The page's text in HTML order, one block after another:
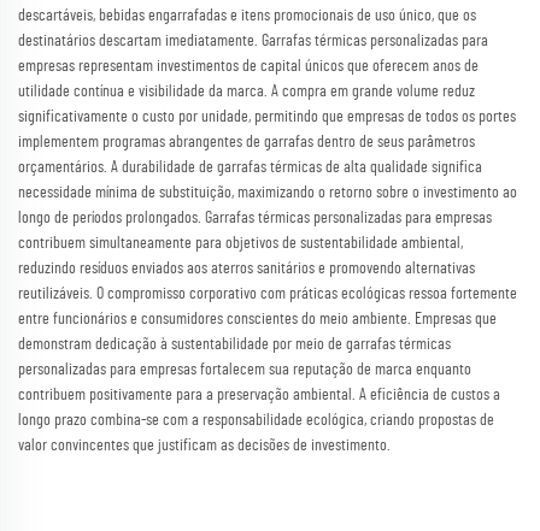
descartáveis, bebidas engarrafadas e itens promocionais de uso único, que os
destinatários descartam imediatamente. Garrafas térmicas personalizadas para
empresas representam investimentos de capital únicos que oferecem anos de
utilidade contínua e visibilidade da marca. A compra em grande volume reduz
significativamente o custo por unidade, permitindo que empresas de todos os portes
implementem programas abrangentes de garrafas dentro de seus parâmetros
orçamentários. A durabilidade de garrafas térmicas de alta qualidade significa
necessidade mínima de substituição, maximizando o retorno sobre o investimento ao
longo de períodos prolongados. Garrafas térmicas personalizadas para empresas
contribuem simultaneamente para objetivos de sustentabilidade ambiental,
reduzindo resíduos enviados aos aterros sanitários e promovendo alternativas
reutilizáveis. O compromisso corporativo com práticas ecológicas ressoa fortemente
entre funcionários e consumidores conscientes do meio ambiente. Empresas que
demonstram dedicação à sustentabilidade por meio de garrafas térmicas
personalizadas para empresas fortalecem sua reputação de marca enquanto
contribuem positivamente para a preservação ambiental. A eficiência de custos a
longo prazo combina-se com a responsabilidade ecológica, criando propostas de
valor convincentes que justificam as decisões de investimento.